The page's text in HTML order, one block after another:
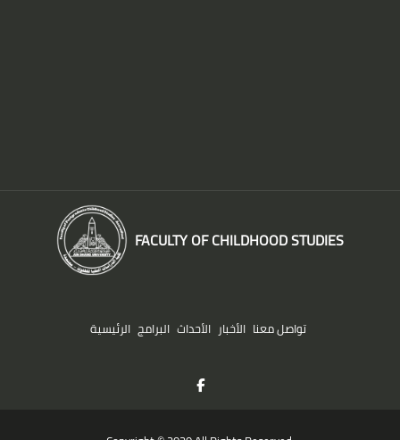
FACULTY OF CHILDHOOD STUDIES
الرئيسية البرامج الأحداث الأخبار تواصل معنا